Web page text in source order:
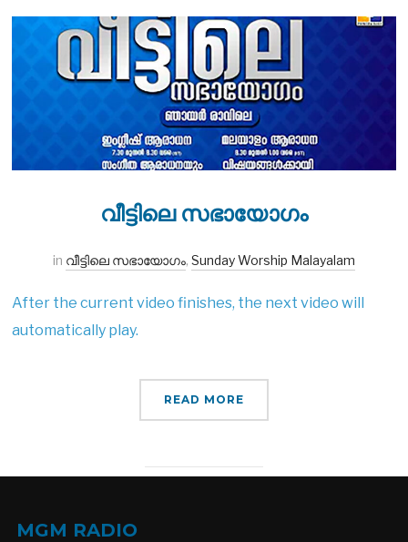
വീട്ടിലെ സഭായോഗം
in വീട്ടിലെ സഭായോഗം, Sunday Worship Malayalam
After the current video finishes, the next video will
automatically play.
READ MORE
MGM RADIO